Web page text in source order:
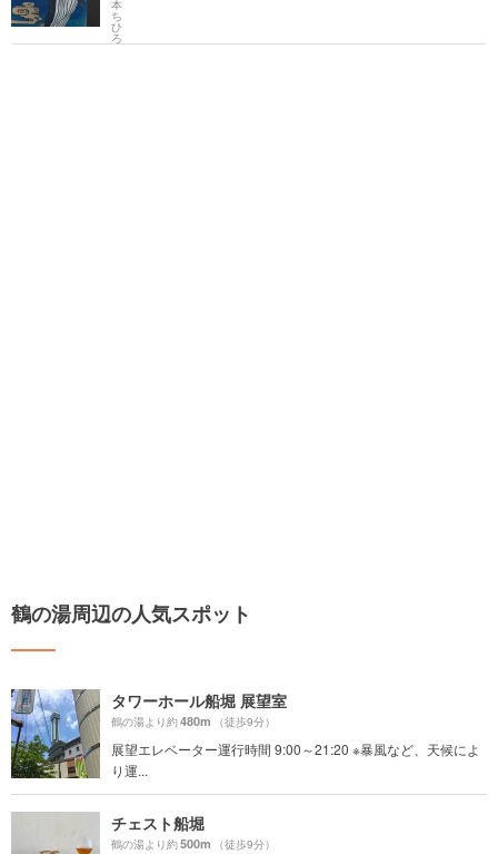
鶴の湯周辺の人気スポット
タワーホール船堀 展望室
鶴の湯より約480m （徒歩9分）
展望エレベーター運行時間 9:00～21:20 ※暴風など、天候によ
り運...
チェスト船堀
鶴の湯より約500m （徒歩9分）